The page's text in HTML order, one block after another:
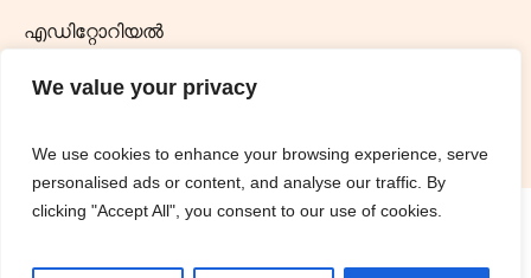
We value your privacy
We use cookies to enhance your browsing experience, serve
personalised ads or content, and analyse our traffic. By
clicking "Accept All", you consent to our use of cookies.
എഡിറ്റോറിയൽ
Samathwamnews.com © 2025 / All Rights Reserved